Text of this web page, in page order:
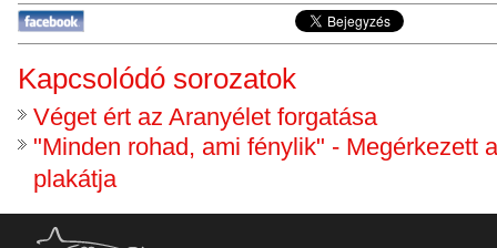
Kapcsolódó sorozatok
Véget ért az Aranyélet forgatása
"Minden rohad, ami fénylik" - Megérkezett
plakátja